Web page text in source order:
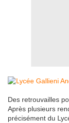
Des retrouvailles
Après plusieurs
précisément du